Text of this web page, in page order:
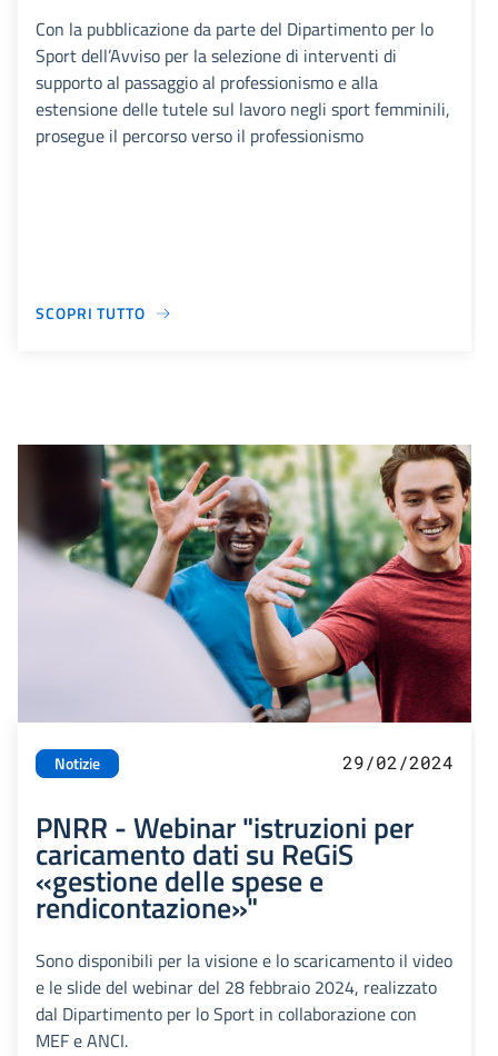
Con la pubblicazione da parte del Dipartimento per lo
Sport dell’Avviso per la selezione di interventi di
supporto al passaggio al professionismo e alla
estensione delle tutele sul lavoro negli sport femminili,
prosegue il percorso verso il professionismo
SCOPRI TUTTO
Notizie 29/02/2024
PNRR - Webinar "istruzioni per
caricamento dati su ReGiS
«gestione delle spese e
rendicontazione»"
Sono disponibili per la visione e lo scaricamento il video
e le slide del webinar del 28 febbraio 2024, realizzato
dal Dipartimento per lo Sport in collaborazione con
MEF e ANCI.